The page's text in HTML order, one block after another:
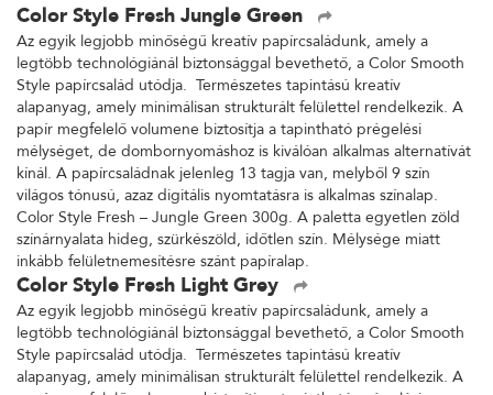
Color Style Fresh Jungle Green
Az egyik legjobb minőségű kreatív papírcsaládunk, amely a
legtöbb technológiánál biztonsággal bevethető, a Color Smooth
Style papírcsalád utódja. Természetes tapintású kreatív
alapanyag, amely minimálisan strukturált felülettel rendelkezik. A
papír megfelelő volumene biztosítja a tapintható prégelési
mélységet, de dombornyomáshoz is kiválóan alkalmas alternatívát
kínál. A papírcsaládnak jelenleg 13 tagja van, melyből 9 szín
világos tónusú, azaz digitális nyomtatásra is alkalmas színalap.
Color Style Fresh – Jungle Green 300g. A paletta egyetlen zöld
színárnyalata hideg, szürkészöld, időtlen szín. Mélysége miatt
inkább felületnemesítésre szánt papíralap.
Color Style Fresh Light Grey
Az egyik legjobb minőségű kreatív papírcsaládunk, amely a
legtöbb technológiánál biztonsággal bevethető, a Color Smooth
Style papírcsalád utódja. Természetes tapintású kreatív
alapanyag, amely minimálisan strukturált felülettel rendelkezik. A